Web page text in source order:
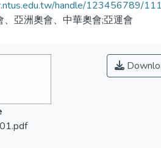
handle/123456789/
、亞洲奧會、中華奧會;亞運會